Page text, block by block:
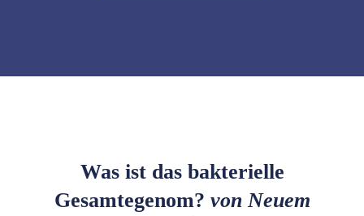
Was ist das bakterielle
Gesamtegenom? von Neuem